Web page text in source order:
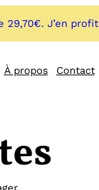
29,70€. J’en
À propos Contact